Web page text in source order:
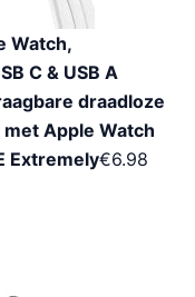
Watch,
C & USB A
draadloze
Apple Watch
Extremely€6.98